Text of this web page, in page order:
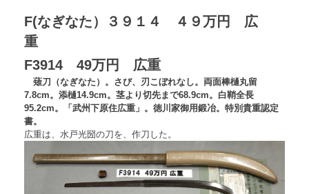
F(なぎなた）３９１４ ４９万円 広
重
F3914 49万円 広重
薙刀（なぎなた）。さび、刃こぼれなし。両面棒樋丸留
7.8cm。添樋14.9cm。茎より切先まで68.9cm。白鞘全長
95.2cm。「武州下原住広重」。徳川家御用鍛冶。特別貴重認定
書。
広重は、水戸光圀の刀を、作刀した。